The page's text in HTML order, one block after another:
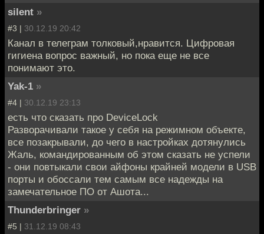
silent »
#3 | 30.12.19 20:42
Канал в телеграм толковый,нравится. Цифровая
гигиена вопрос важный, но пока еще не все
понимают это.
Yak-1 »
#4 | 30.12.19 23:13
есть что сказать про DeviceLock
Разворачивали такое у себя на режимном объекте,
все позакрывали, до чего в настройках дотянулись
Жаль, командированным об этом сказать не успели
- они повтыкали свои айфоны крайней модели в USB
порты и обоссали тем самым все надежды на
замечательное ПО от Ашота...
Thunderbringer »
#5 | 31.12.19 08:43